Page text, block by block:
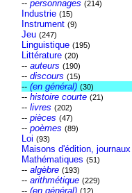
-- personnages (214)
Industrie (15)
Instrument (9)
Jeu (247)
Linguistique (195)
Littérature (20)
-- auteurs (190)
-- discours (15)
-- (en général) (30)
-- histoire courte (21)
-- livres (202)
-- pièces (47)
-- poèmes (89)
Loi (93)
Maisons d'édition, journaux
Mathématiques (51)
-- algèbre (193)
-- arithmétique (229)
-- (en général) (12)